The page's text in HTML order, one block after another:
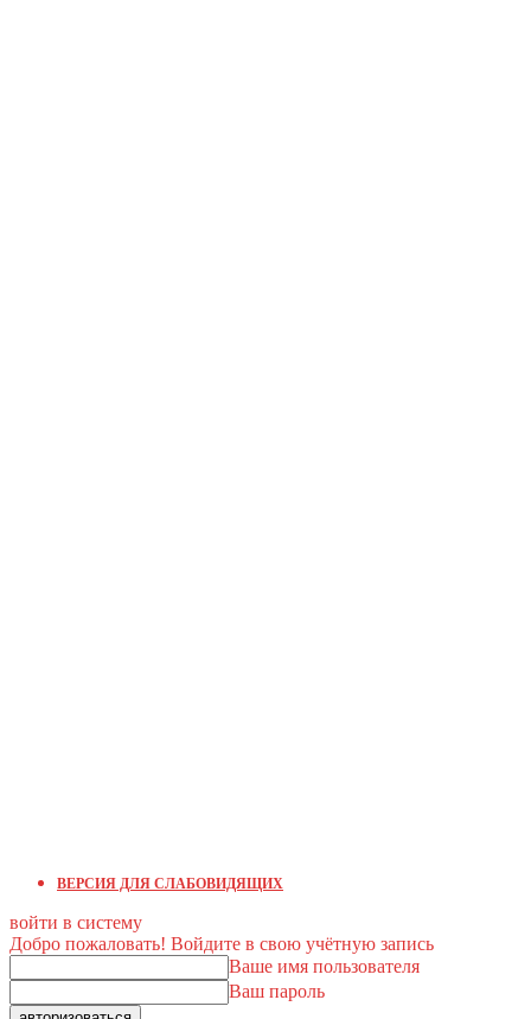
ВЕРСИЯ ДЛЯ СЛАБОВИДЯЩИХ
войти в систему
Добро пожаловать! Войдите в свою учётную запись
Ваше имя пользователя
Ваш пароль